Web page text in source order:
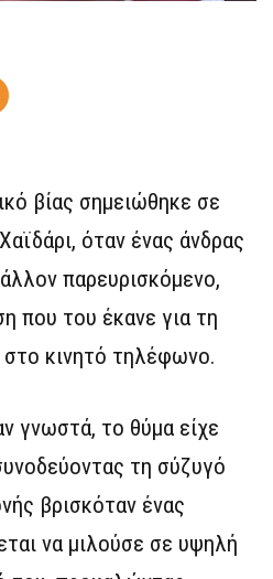
βίας σημειώθηκε σε
όταν ένας άνδρας
παρευρισκόμενο,
που του έκανε για τη
στο κινητό τηλέφωνο.
γνωστά, το θύμα είχε
τη σύζυγό
βρισκόταν ένας
να μιλούσε σε υψηλή